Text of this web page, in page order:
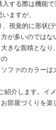
入する際は機能
ますが、
、視覚的に形状(
が多いのではな
きな面積となり
ファのカラーは
紹介します。イ
部屋づくりを楽